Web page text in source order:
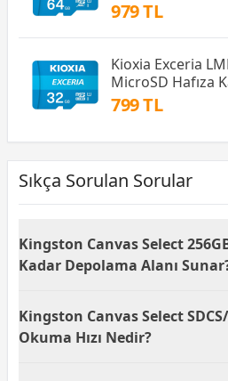
979 TL
Kioxia Exceria
MicroSD Hafıza
799 TL
Sıkça Sorulan Sorular
Kingston Canvas Select
Kadar Depolama Alanı
256GB depolama kapasitesi
binlerce fotoğraf, saatlerce
Kingston Canvas Select
Okuma Hızı Nedir?